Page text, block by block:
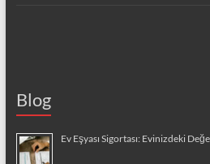
Blog
Ev Eşyası Sigortası: Evinizdeki